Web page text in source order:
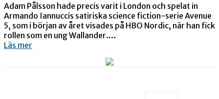
Adam Pålsson hade precis varit i London och spelat in
Armando Iannuccis satiriska science fiction-serie Avenue
5, som i början av året visades på HBO Nordic, när han fick
rollen som en ung Wallander.…
Läs mer